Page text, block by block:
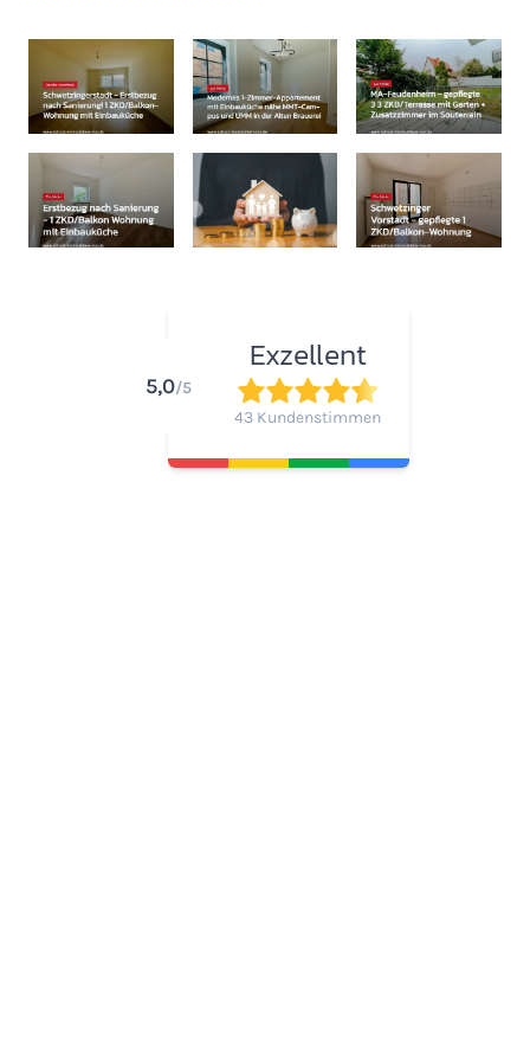
5,0/5
Exzellent
43 Kundenstimmen